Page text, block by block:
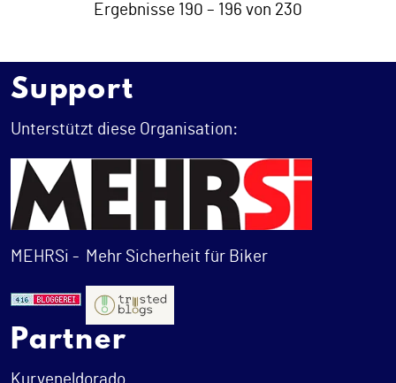
Ergebnisse 190 – 196 von 230
Support
Unterstützt diese Organisation:
MEHRSi - Mehr Sicherheit für Biker
Partner